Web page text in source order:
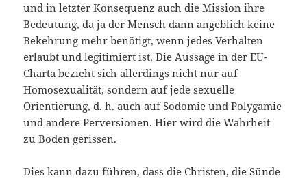
und in letzter Konsequenz auch die Mission ihre
Bedeutung, da ja der Mensch dann angeblich keine
Bekehrung mehr benötigt, wenn jedes Verhalten
erlaubt und legitimiert ist. Die Aussage in der EU-
Charta bezieht sich allerdings nicht nur auf
Homosexualität, sondern auf jede sexuelle
Orientierung, d. h. auch auf Sodomie und Polygamie
und andere Perversionen. Hier wird die Wahrheit
zu Boden gerissen.
Dies kann dazu führen, dass die Christen, die Sünde